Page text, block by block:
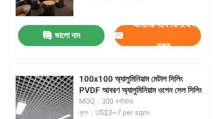
ভালো দাম
আমাদের সাথে যোগাযোগ
করুন
100x100 অ্যালুমিনিয়াম মেটাল সিলিং
PVDF আবরণ অ্যালুমিনিয়াম ওপেন সেল সিলিং
MOQ：300 বর্গমিটার
মূল্য：US$3~7 per sqm